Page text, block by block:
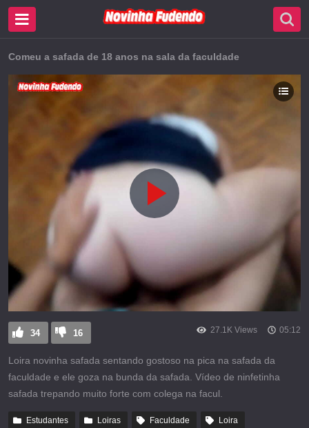
Comeu a safada de 18 anos na sala da faculdade
34 16 27.1K Views 05:12
Loira novinha safada sentando gostoso na pica na safada da
faculdade e ele goza na bunda da safada. Vídeo de ninfetinha
safada trepando muito forte com colega na facul.
Estudantes Loiras Faculdade Loira